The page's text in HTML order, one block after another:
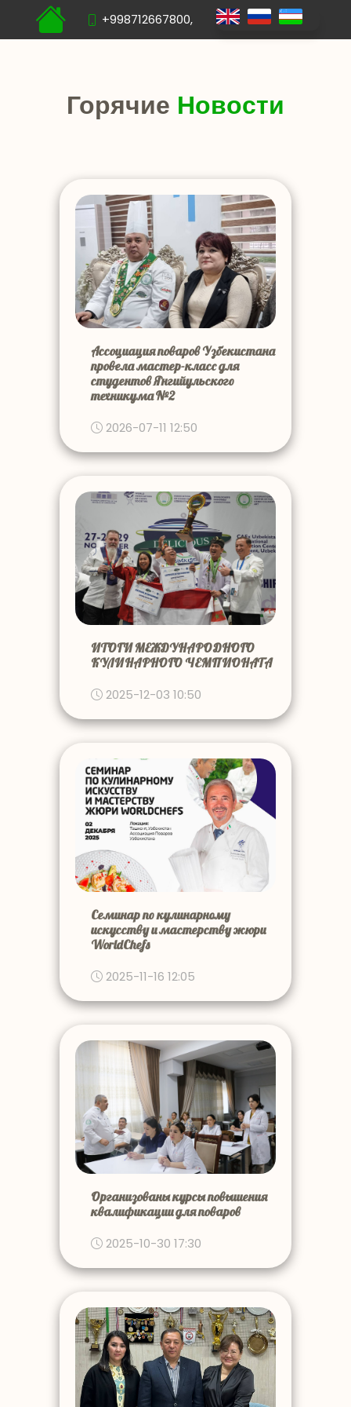
+998712667800,
Горячие Новости
Ассоциация поваров Узбекистана
провела мастер-класс для
студентов Янгийульского
техникума №2
2026-07-11 12:50
ИТОГИ МЕЖДУНАРОДНОГО
КУЛИНАРНОГО ЧЕМПИОНАТА
2025-12-03 10:50
Семинар по кулинарному
искусству и мастерству жюри
WorldChefs
2025-11-16 12:05
Организованы курсы повышения
квалификации для поваров
2025-10-30 17:30